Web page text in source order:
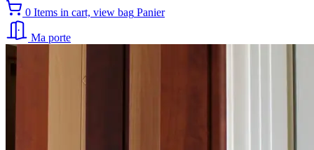
0 Items in cart, view bag Panier
Ma porte